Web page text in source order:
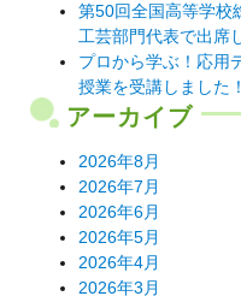
第50回全国高等学校
工芸部門代表で出席
プロから学ぶ！応
授業を受講しました！
アーカイブ
2026年8月
2026年7月
2026年6月
2026年5月
2026年4月
2026年3月